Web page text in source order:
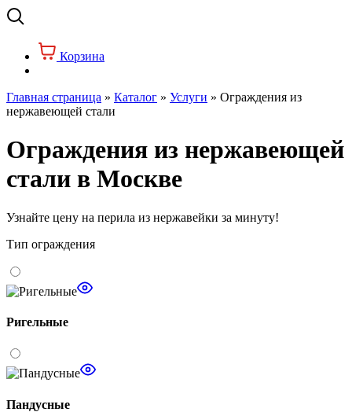
Корзина
Главная страница » Каталог » Услуги » Ограждения из
нержавеющей стали
Ограждения из нержавеющей
стали в Москве
Узнайте цену на перила из нержавейки за минуту!
Тип ограждения
Ригельные
Пандусные